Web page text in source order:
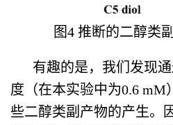
图4 推断的二醇类
有趣的是，我们发现
度（在本实验中为0.6 mM
些二醇类副产物的产生。